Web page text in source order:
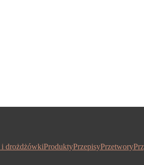
drożdżówkiProduktyPrzepisyPrzetwory